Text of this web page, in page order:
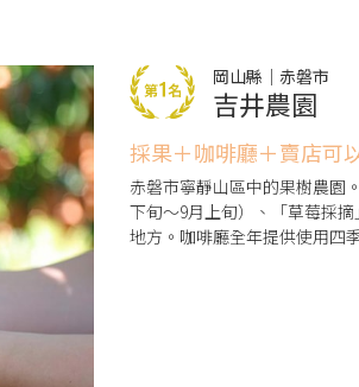
岡山縣｜赤磐市
吉井農園
採果＋咖啡廳＋賣店可
赤磐市寧靜山區中的果樹農園
下旬～9月上旬）、「草莓採
地方。咖啡廳全年提供使用四
享用。販賣店販售的當季水